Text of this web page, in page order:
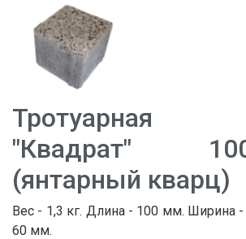
Тротуарная
"Квадрат"
(янтарный кварц)
Вес - 1,3 кг. Длина - 100 мм. Ширина
60 мм.